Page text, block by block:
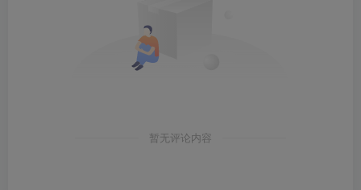
暂无评论内容